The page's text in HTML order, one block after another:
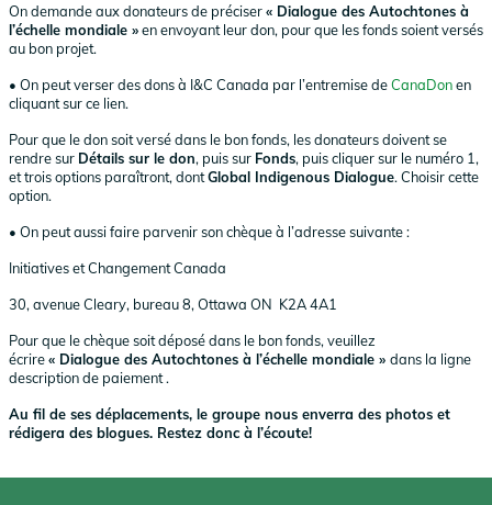
On demande aux donateurs de préciser« Dialogue des Autochtones à
l’échelle mondiale »en envoyant leur don, pour que les fonds soient versés
au bon projet.
• On peut verser des dons à I&C Canada par l’entremise deCanaDonen
cliquant sur ce lien.
Pour que le don soit versé dans le bon fonds, les donateurs doivent se
rendre sur Détails sur le don, puis sur Fonds, puis cliquer sur le numéro 1,
et trois options paraîtront, dontGlobal Indigenous Dialogue. Choisir cette
option.
• On peut aussi faire parvenir son chèque à l’adresse suivante :
Initiatives et Changement Canada
30, avenue Cleary, bureau 8, Ottawa ON K2A 4A1
Pour que le chèque soit déposé dans le bon fonds, veuillez
écrire« Dialogue des Autochtones à l’échelle mondiale » dans la ligne
description de paiement .
Au fil de ses déplacements, le groupe nous enverra des photos et
rédigera des blogues. Restez donc à l’écoute!